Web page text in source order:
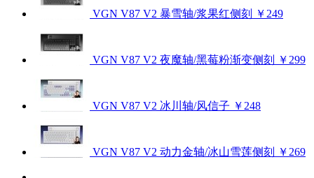
VGN V87 V2 暴雪轴/浆果红侧刻 ￥249
VGN V87 V2 夜魔轴/黑莓粉渐变侧刻 ￥299
VGN V87 V2 冰川轴/风信子 ￥248
VGN V87 V2 动力金轴/冰山雪莲侧刻 ￥269